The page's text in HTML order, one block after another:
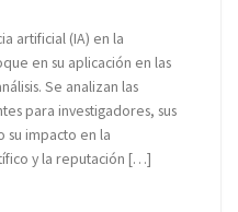
artificial (IA) en la
en su aplicación en las
Se analizan las
para investigadores, sus
su impacto en la
y la reputación […]